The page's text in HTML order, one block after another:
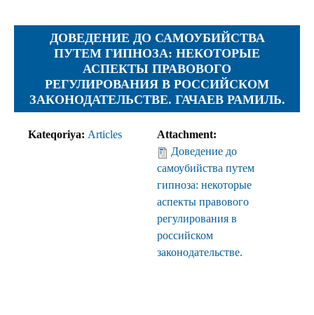
Instructions
ДОВЕДЕНИЕ ДО САМОУБИЙСТВА
ПУТЕМ ГИПНОЗА: НЕКОТОРЫЕ
АСПЕКТЫ ПРАВОВОГО
РЕГУЛИРОВАНИЯ В РОССИЙСКОМ
ЗАКОНОДАТЕЛЬСТВЕ. ГАЧАЕВ РАМИЛЬ.
Kateqoriya: Articles
Attachment:
Доведение до
самоубийства путем
гипноза: некоторые
аспекты правового
регулирования в
российском
законодательстве.